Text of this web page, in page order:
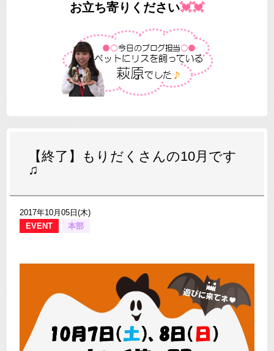
お立ち寄りください💓💓
【終了】もりだくさんの10月です
♫
2017年10月05日(木)
EVENT
本部